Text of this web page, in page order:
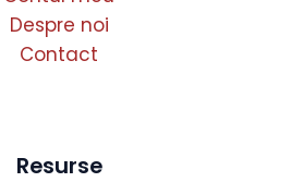
Despre noi
Contact
Resurse